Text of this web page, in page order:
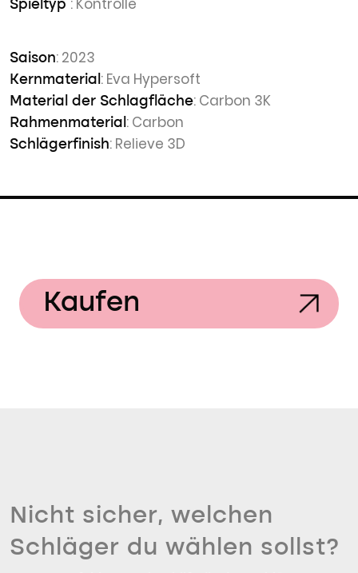
Spieltyp : Kontrolle
Saison: 2023
Kernmaterial : Eva Hypersoft
Material der Schlagfläche: Carbon 3K
Rahmenmaterial : Carbon
Schlägerfinish: Relieve 3D
Kaufen
Nicht sicher, welchen
Schläger du wählen sollst?